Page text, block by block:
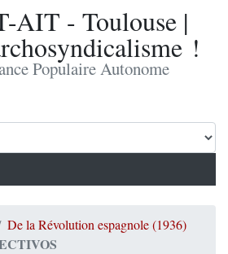
AIT - Toulouse |
!
Populaire Autonome
De la Révolution espagnole (1936)